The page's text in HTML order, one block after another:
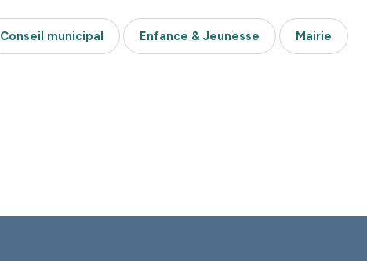
Conseil municipal Enfance & Jeunesse Mairie